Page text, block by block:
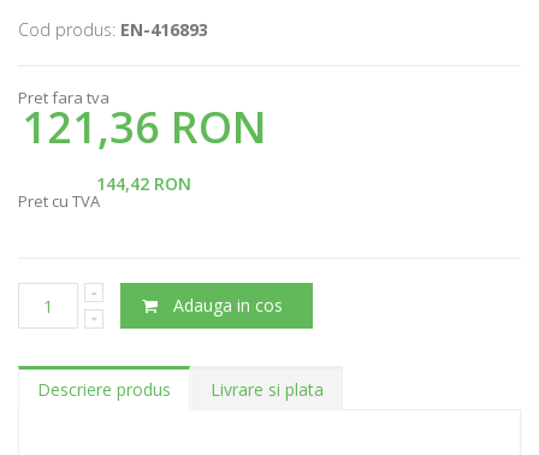
Cod produs: EN-416893
Pret fara tva
121,36 RON
144,42 RON
Pret cu TVA
Adauga in cos
Descriere produs Livrare si plata